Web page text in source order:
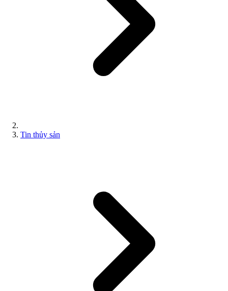
Tin thủy sản